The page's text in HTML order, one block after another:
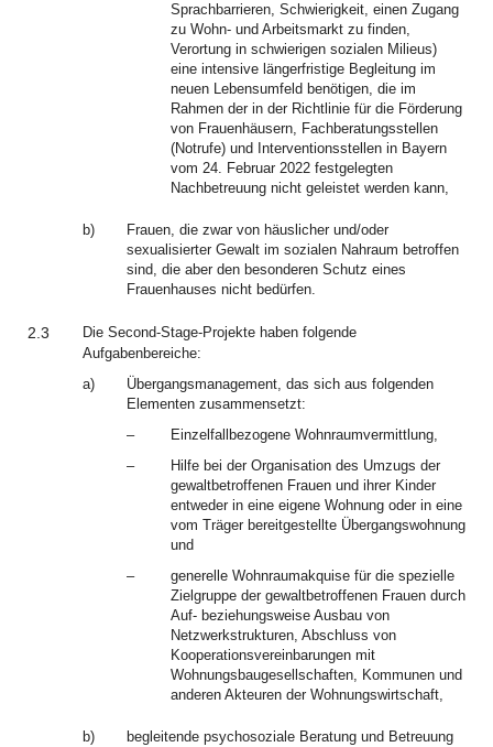
Sprachbarrieren, Schwierigkeit, einen Zugang
zu Wohn- und Arbeitsmarkt zu finden,
Verortung in schwierigen sozialen Milieus)
eine intensive längerfristige Begleitung im
neuen Lebensumfeld benötigen, die im
Rahmen der in der Richtlinie für die Förderung
von Frauenhäusern, Fachberatungsstellen
(Notrufe) und Interventionsstellen in Bayern
vom 24. Februar 2022 festgelegten
Nachbetreuung nicht geleistet werden kann,
b)
Frauen, die zwar von häuslicher und/oder
sexualisierter Gewalt im sozialen Nahraum betroffen
sind, die aber den besonderen Schutz eines
Frauenhauses nicht bedürfen.
2.3
Die Second-Stage-Projekte haben folgende
Aufgabenbereiche:
a)
Übergangsmanagement, das sich aus folgenden
Elementen zusammensetzt:
–
Einzelfallbezogene Wohnraumvermittlung,
–
Hilfe bei der Organisation des Umzugs der
gewaltbetroffenen Frauen und ihrer Kinder
entweder in eine eigene Wohnung oder in eine
vom Träger bereitgestellte Übergangswohnung
und
–
generelle Wohnraumakquise für die spezielle
Zielgruppe der gewaltbetroffenen Frauen durch
Auf- beziehungsweise Ausbau von
Netzwerkstrukturen, Abschluss von
Kooperationsvereinbarungen mit
Wohnungsbaugesellschaften, Kommunen und
anderen Akteuren der Wohnungswirtschaft,
b)
begleitende psychosoziale Beratung und Betreuung